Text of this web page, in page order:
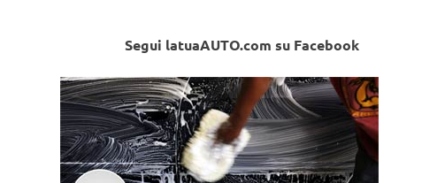
Segui latuaAUTO.com su Facebook